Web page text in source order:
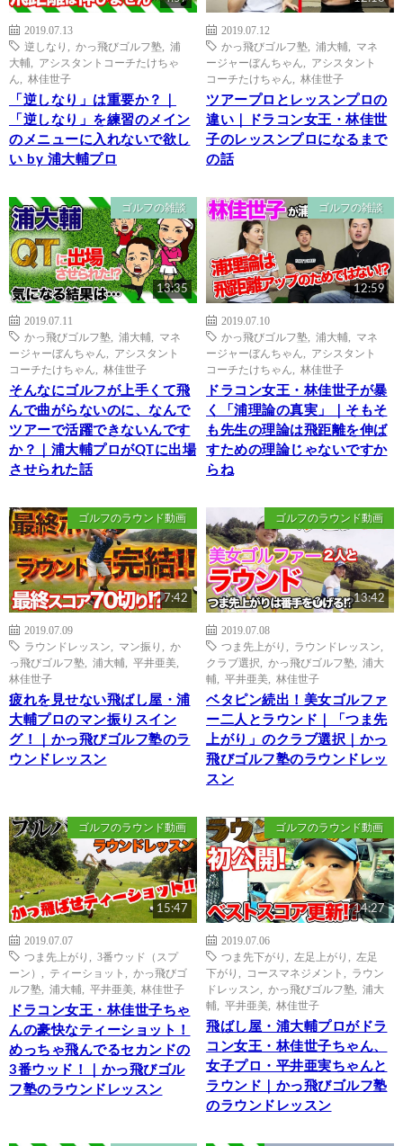
2019.07.13
逆しなり
かっ飛びゴルフ塾
浦
大輔
アシスタントコーチたけちゃ
ん
林佳世子
「逆しなり」は重要か？｜
「逆しなり」を練習のメイン
のメニューに入れないで欲し
い by 浦大輔プロ
2019.07.12
かっ飛びゴルフ塾
浦大輔
マネ
ージャーぼんちゃん
アシスタント
コーチたけちゃん
林佳世子
ツアープロとレッスンプロの
違い｜ドラコン女王・林佳世
子のレッスンプロになるまで
の話
ゴルフの雑談
13:35
2019.07.11
かっ飛びゴルフ塾
浦大輔
マネ
ージャーぼんちゃん
アシスタント
コーチたけちゃん
林佳世子
そんなにゴルフが上手くて飛
んで曲がらないのに、なんで
ツアーで活躍できないんです
か？｜浦大輔プロがQTに出場
させられた話
ゴルフの雑談
12:59
2019.07.10
かっ飛びゴルフ塾
浦大輔
マネ
ージャーぼんちゃん
アシスタント
コーチたけちゃん
林佳世子
ドラコン女王・林佳世子が暴
く「浦理論の真実」｜そもそ
も先生の理論は飛距離を伸ば
すための理論じゃないですか
らね
ゴルフのラウンド動画
7:42
2019.07.09
ラウンドレッスン
マン振り
か
っ飛びゴルフ塾
浦大輔 平井亜美
林佳世子
疲れを見せない飛ばし屋・浦
大輔プロのマン振りスイン
グ！｜かっ飛びゴルフ塾のラ
ウンドレッスン
ゴルフのラウンド動画
13:42
2019.07.08
つま先上がり
ラウンドレッスン
クラブ選択
かっ飛びゴルフ塾
浦大
輔
平井亜美 林佳世子
ベタピン続出！美女ゴルファ
ー二人とラウンド｜「つま先
上がり」のクラブ選択｜かっ
飛びゴルフ塾のラウンドレッ
スン
ゴルフのラウンド動画
15:47
2019.07.07
つま先上がり
3番ウッド（スプ
ーン）
ティーショット
かっ飛びゴ
ルフ塾
浦大輔 平井亜美 林佳世子
ドラコン女王・林佳世子ちゃ
んの豪快なティーショット！
めっちゃ飛んでるセカンドの
3番ウッド！｜かっ飛びゴル
フ塾のラウンドレッスン
ゴルフのラウンド動画
14:27
2019.07.06
つま先下がり
左足上がり
左足
下がり
コースマネジメント
ラウン
ドレッスン
かっ飛びゴルフ塾
浦大
輔
平井亜美 林佳世子
飛ばし屋・浦大輔プロがドラ
コン女王・林佳世子ちゃん、
女子プロ・平井亜実ちゃんと
ラウンド｜かっ飛びゴルフ塾
のラウンドレッスン